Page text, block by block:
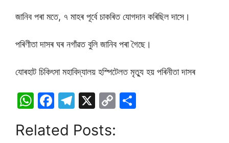
জানিব পৰা মতে, ৭ মাহৰ পূৰ্বে চাকৰিত যোগদান কৰিছিল দাসে।
পৰিণীতা দাসৰ ঘৰ নগাঁৱত বুলি জানিব পৰা গৈছে।
যোৰহাট চিকিৎসা মহাবিদ্যালয় হস্পিটেলত মৃত্যু হয় পৰিনীতা দাসৰ
W
at
F
c
T
e
X
C
Related Posts: